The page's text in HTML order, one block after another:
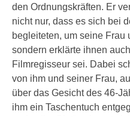
den Ordnungskräften. Er
nicht nur, dass es sich bei
begleiteten, um seine Frau
sondern erklärte ihnen
Filmregisseur sei. Dabei
von ihm und seiner Frau,
über das Gesicht des 46-
ihm ein Taschentuch